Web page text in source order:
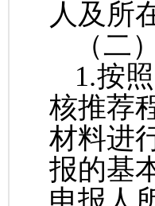
人及所
（二
1.按
核推荐
材料进
报的基